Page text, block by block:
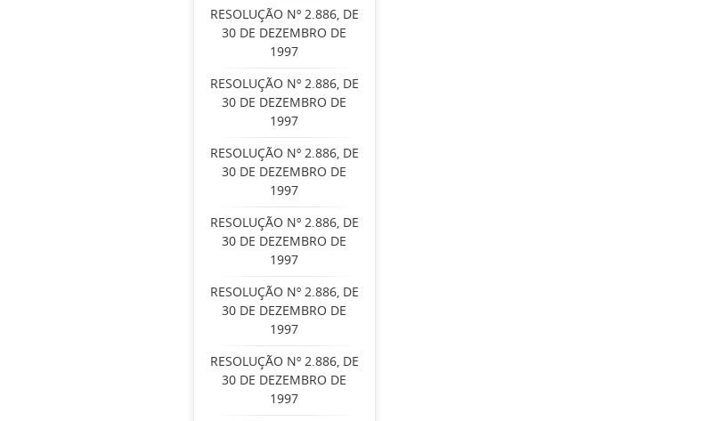
RESOLUÇÃO Nº 2.886, DE
30 DE DEZEMBRO DE
1997
RESOLUÇÃO Nº 2.886, DE
30 DE DEZEMBRO DE
1997
RESOLUÇÃO Nº 2.886, DE
30 DE DEZEMBRO DE
1997
RESOLUÇÃO Nº 2.886, DE
30 DE DEZEMBRO DE
1997
RESOLUÇÃO Nº 2.886, DE
30 DE DEZEMBRO DE
1997
RESOLUÇÃO Nº 2.886, DE
30 DE DEZEMBRO DE
1997